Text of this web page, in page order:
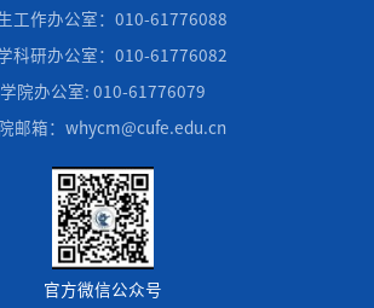
工作办公室：010-61776088
科研办公室：010-61776082
学院办公室: 010-61776079
邮箱：whycm@cufe.edu.cn
官方微信公众号